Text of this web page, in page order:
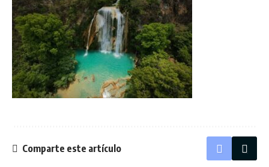
Comparte este artículo